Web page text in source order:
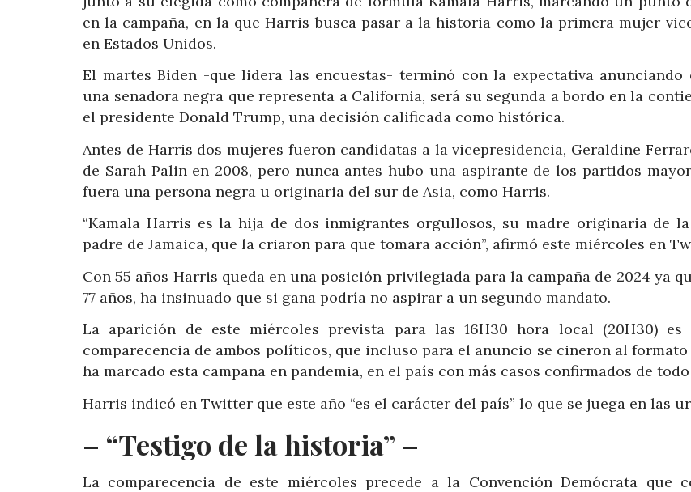
en la campaña, en la que Harris busca pasar a la historia como la primera mujer
en Estados Unidos.
El martes Biden -que lidera las encuestas- terminó con la expectativa anunciando
una senadora negra que representa a California, será su segunda a bordo en la
el presidente Donald Trump, una decisión calificada como histórica.
Antes de Harris dos mujeres fueron candidatas a la vicepresidencia, Geraldine
de Sarah Palin en 2008, pero nunca antes hubo una aspirante de los partidos
fuera una persona negra u originaria del sur de Asia, como Harris.
“Kamala Harris es la hija de dos inmigrantes orgullosos, su madre originaria de
padre de Jamaica, que la criaron para que tomara acción”, afirmó este miércoles en
Con 55 años Harris queda en una posición privilegiada para la campaña de 2024 ya
77 años, ha insinuado que si gana podría no aspirar a un segundo mandato.
La aparición de este miércoles prevista para las 16H30 hora local (20H30) es
comparecencia de ambos políticos, que incluso para el anuncio se ciñeron al
ha marcado esta campaña en pandemia, en el país con más casos confirmados de
Harris indicó en Twitter que este año “es el carácter del país” lo que se juega en las
– “Testigo de la historia” –
La comparecencia de este miércoles precede a la Convención Demócrata que